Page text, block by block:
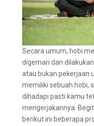
Secara umum, hobi
digemari dan
atau bukan pekerjaan
memiliki sebuah hobi,
dihadapi pasti kamu
mengerjakannya.
berikut ini beberapa